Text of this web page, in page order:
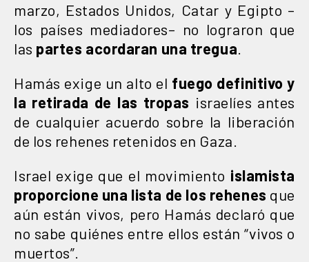
marzo, Estados Unidos, Catar y Egipto –
los países mediadores– no lograron que
las partes acordaran una tregua
Hamás exige un alto el fuego definitivo y
la retirada de las tropas israelíes antes
de cualquier acuerdo sobre la liberación
de los rehenes retenidos en Gaza.
Israel exige que el movimiento islamista
proporcione una lista de los rehenes que
aún están vivos, pero Hamás declaró que
no sabe quiénes entre ellos están “vivos o
muertos”.